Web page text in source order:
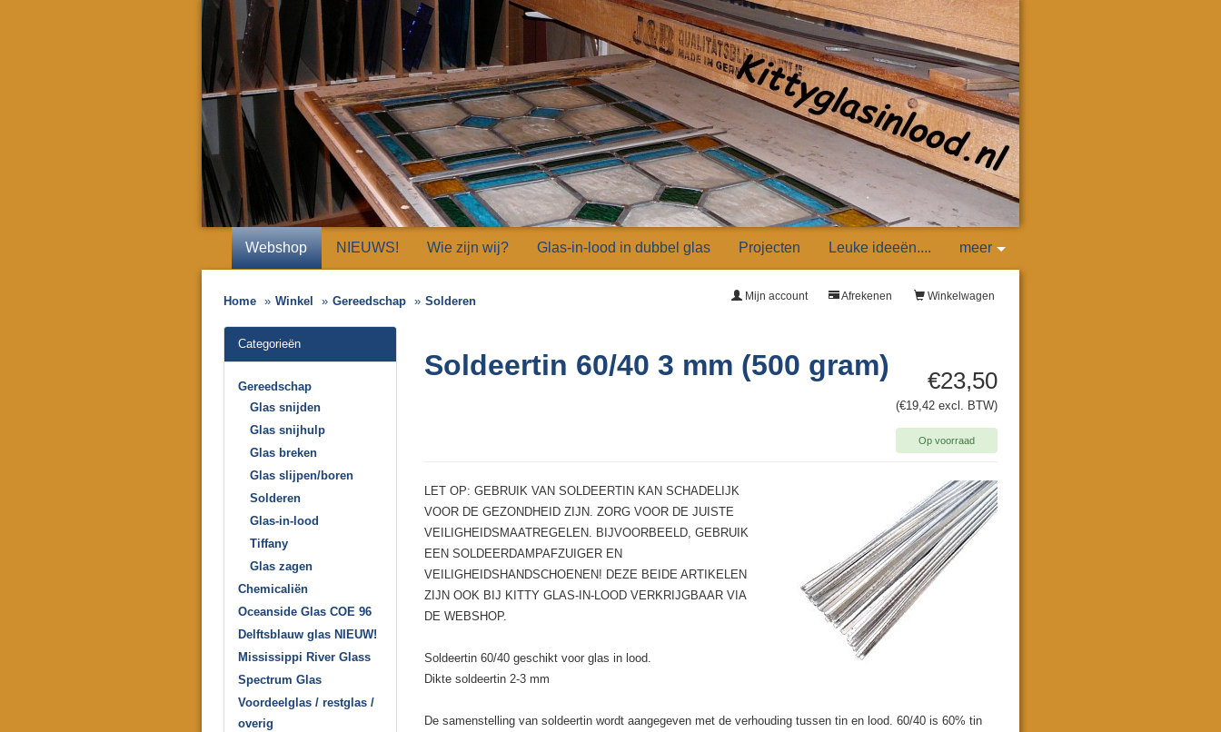
Webshop NIEUWS! Wie zijn wij? Glas-in-lood in dubbel glas Projecten Leuke ideeën.... meer
Home Winkel Gereedschap Solderen Winkelwagen
Afrekenen
Mijn account
€23,50
(€19,42 excl. BTW)
Op voorraad
Soldeertin 60/40 3 mm (500 gram)
LET OP: GEBRUIK VAN SOLDEERTIN KAN SCHADELIJK
VOOR DE GEZONDHEID ZIJN. ZORG VOOR DE JUISTE
VEILIGHEIDSMAATREGELEN. BIJVOORBEELD, GEBRUIK
EEN SOLDEERDAMPAFZUIGER EN
VEILIGHEIDSHANDSCHOENEN! DEZE BEIDE ARTIKELEN
ZIJN OOK BIJ KITTY GLAS-IN-LOOD VERKRIJGBAAR VIA
DE WEBSHOP.
Soldeertin 60/40 geschikt voor glas in lood.
Dikte soldeertin 2-3 mm
De samenstelling van soldeertin wordt aangegeven met de verhouding tussen tin en lood. 60/40 is 60% tin
Categorieën
Gereedschap
Glas snijden
Glas snijhulp
Glas breken
Glas slijpen/boren
Solderen
Glas-in-lood
Tiffany
Glas zagen
Chemicaliën
Oceanside Glas COE 96
Delftsblauw glas NIEUW!
Mississippi River Glass
Spectrum Glas
Voordeelglas / restglas /
overig